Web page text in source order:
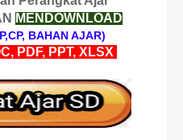
MENDOWNLOAD
BAHAN AJAR)
PDF, PPT, XLSX